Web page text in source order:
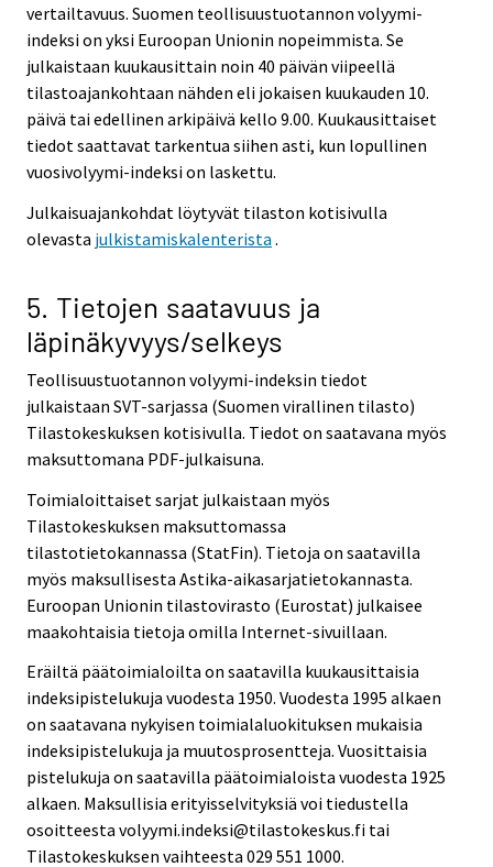
vertailtavuus. Suomen teollisuustuotannon volyymi-
indeksi on yksi Euroopan Unionin nopeimmista. Se
julkaistaan kuukausittain noin 40 päivän viipeellä
tilastoajankohtaan nähden eli jokaisen kuukauden 10.
päivä tai edellinen arkipäivä kello 9.00. Kuukausittaiset
tiedot saattavat tarkentua siihen asti, kun lopullinen
vuosivolyymi-indeksi on laskettu.
Julkaisuajankohdat löytyvät tilaston kotisivulla
olevasta julkistamiskalenterista .
5. Tietojen saatavuus ja
läpinäkyvyys/selkeys
Teollisuustuotannon volyymi-indeksin tiedot
julkaistaan SVT-sarjassa (Suomen virallinen tilasto)
Tilastokeskuksen kotisivulla. Tiedot on saatavana myös
maksuttomana PDF-julkaisuna.
Toimialoittaiset sarjat julkaistaan myös
Tilastokeskuksen maksuttomassa
tilastotietokannassa (StatFin). Tietoja on saatavilla
myös maksullisesta Astika-aikasarjatietokannasta.
Euroopan Unionin tilastovirasto (Eurostat) julkaisee
maakohtaisia tietoja omilla Internet-sivuillaan.
Eräiltä päätoimialoilta on saatavilla kuukausittaisia
indeksipistelukuja vuodesta 1950. Vuodesta 1995 alkaen
on saatavana nykyisen toimialaluokituksen mukaisia
indeksipistelukuja ja muutosprosentteja. Vuosittaisia
pistelukuja on saatavilla päätoimialoista vuodesta 1925
alkaen. Maksullisia erityisselvityksiä voi tiedustella
osoitteesta volyymi.indeksi@tilastokeskus.fi tai
Tilastokeskuksen vaihteesta 029 551 1000.